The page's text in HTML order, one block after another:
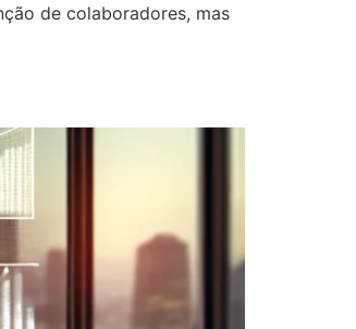
de colaboradores, mas